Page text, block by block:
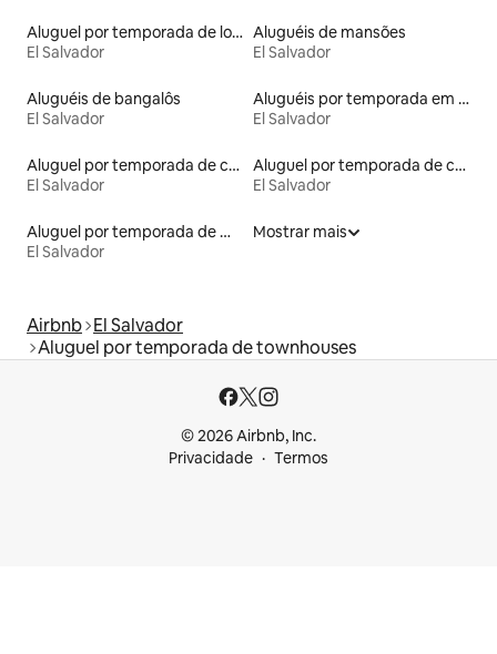
Aluguel por temporada de lofts
El Salvador
Aluguéis de mansões
El Salvador
Aluguéis de bangalôs
El Salvador
Aluguéis por temporada em acampamentos
El Salvador
Aluguel por temporada de contêineres
El Salvador
Aluguel por temporada de casas de hóspedes
El Salvador
Aluguel por temporada de microcasas
El Salvador
Mostrar mais
Airbnb El Salvador
Aluguel por temporada de townhouses
© 2026 Airbnb, Inc.
Privacidade
Termos